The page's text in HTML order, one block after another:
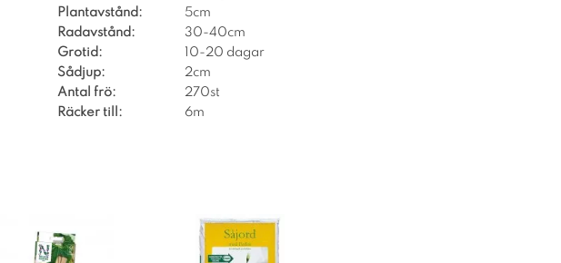
Plantavstånd:
5cm
Radavstånd:
30-40cm
Grotid:
10-20 dagar
Sådjup:
2cm
Antal frö:
270st
Räcker till:
6m